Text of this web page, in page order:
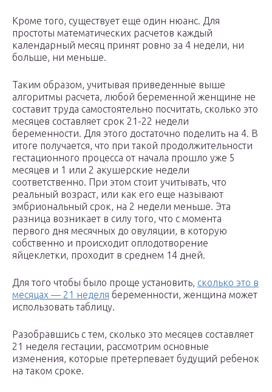
Кроме того, существует еще один нюанс. Для
простоты математических расчетов каждый
календарный месяц принят ровно за 4 недели, ни
больше, ни меньше.
Таким образом, учитывая приведенные выше
алгоритмы расчета, любой беременной женщине не
составит труда самостоятельно посчитать, сколько это
месяцев составляет срок 21-22 недели
беременности. Для этого достаточно поделить на 4. В
итоге получается, что при такой продолжительности
гестационного процесса от начала прошло уже 5
месяцев и 1 или 2 акушерские недели
соответственно. При этом стоит учитывать, что
реальный возраст, или как его еще называют
эмбриональный срок, на 2 недели меньше. Эта
разница возникает в силу того, что с момента
первого дня месячных до овуляции, в которую
собственно и происходит оплодотворение
яйцеклетки, проходит в среднем 14 дней.
Для того чтобы было проще установить, сколько это в
месяцах — 21 неделя беременности, женщина может
использовать таблицу.
Разобравшись с тем, сколько это месяцев составляет
21 неделя гестации, рассмотрим основные
изменения, которые претерпевает будущий ребенок
на таком сроке.